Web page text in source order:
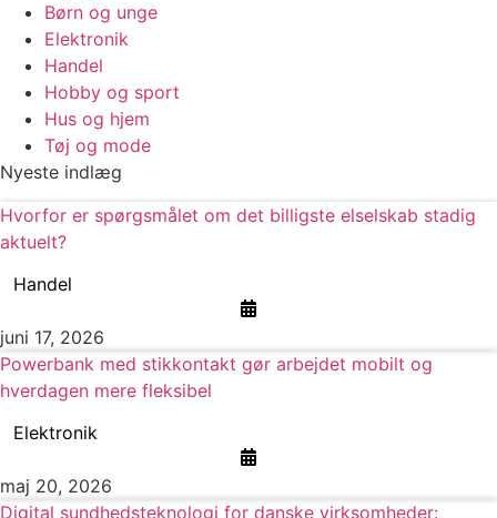
Børn og unge
Elektronik
Handel
Hobby og sport
Hus og hjem
Tøj og mode
Nyeste indlæg
Hvorfor er spørgsmålet om det billigste elselskab stadig
aktuelt?
Handel
juni 17, 2026
Powerbank med stikkontakt gør arbejdet mobilt og
hverdagen mere fleksibel
Elektronik
maj 20, 2026
Digital sundhedsteknologi for danske virksomheder: